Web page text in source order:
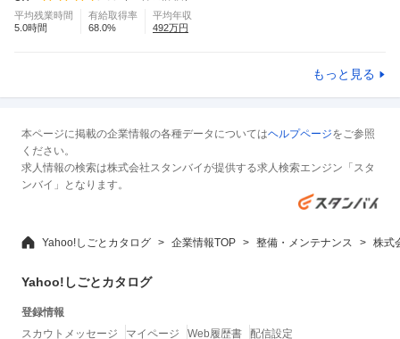
平均残業時間
5.0時間
有給取得率
68.0%
平均年収
492万円
もっと見る
本ページに掲載の企業情報の各種データについてはヘルプページをご参照
ください。
求人情報の検索は株式会社スタンバイが提供する求人検索エンジン「スタ
ンバイ」となります。
Yahoo!しごとカタログ 企業情報TOP 整備・メンテナンス 株式
Yahoo!しごとカタログ
登録情報
スカウトメッセージ
マイページ Web履歴書 配信設定